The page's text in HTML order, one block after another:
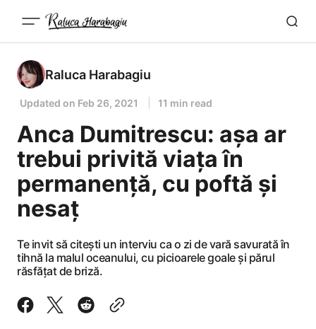
Raluca Harabagiu
Updated on Feb 26, 2021 11 min read
Anca Dumitrescu: așa ar
trebui privită viața în
permanență, cu poftă și
nesaț
Te invit să citești un interviu ca o zi de vară savurată în
tihnă la malul oceanului, cu picioarele goale și părul
răsfățat de briză.